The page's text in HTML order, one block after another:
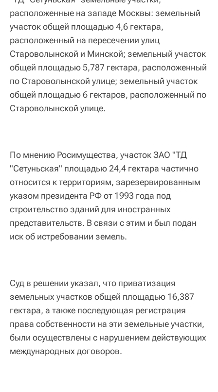
расположенные на западе Москвы: земельный
участок общей площадью 4,6 гектара,
расположенный на пересечении улиц
Староволынской и Минской; земельный участок
общей площадью 5,787 гектара, расположенный
по Староволынской улице; земельный участок
общей площадью 6 гектаров, расположенный по
Староволынской улице.
По мнению Росимущества, участок ЗАО "ТД
"Сетуньская" площадью 24,4 гектара частично
относится к территориям, зарезервированным
указом президента РФ от 1993 года под
строительство зданий для иностранных
представительств. В связи с этим и был подан
иск об истребовании земель.
Суд в решении указал, что приватизация
земельных участков общей площадью 16,387
гектара, а также последующая регистрация
права собственности на эти земельные участки,
были осуществлены с нарушением действующих
международных договоров.